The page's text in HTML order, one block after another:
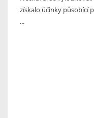
získalo účinky působící
...